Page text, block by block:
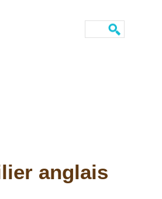
anglais